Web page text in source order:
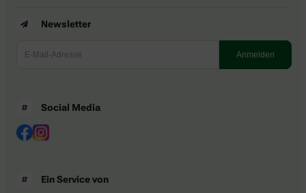
Newsletter
Social Media
Ein Service von